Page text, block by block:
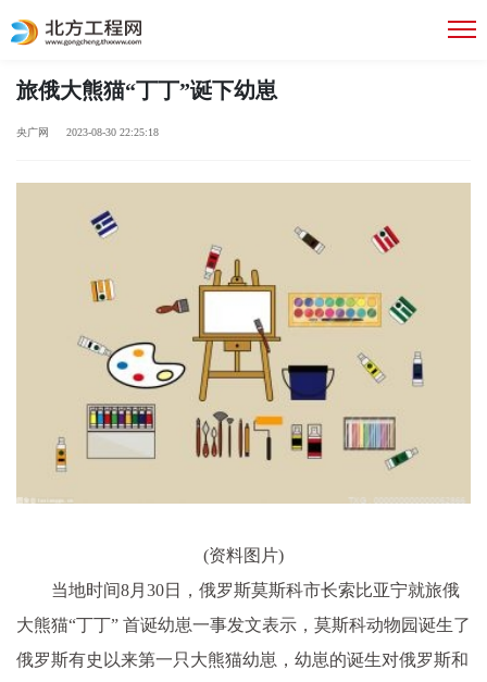
旅俄大熊猫“丁丁”诞下幼崽
央广网 2023-08-30 22:25:18
(资料图片)
当地时间8月30日，俄罗斯莫斯科市长索比亚宁就旅俄
大熊猫“丁丁” 首诞幼崽一事发文表示，莫斯科动物园诞生了
俄罗斯有史以来第一只大熊猫幼崽，幼崽的诞生对俄罗斯和